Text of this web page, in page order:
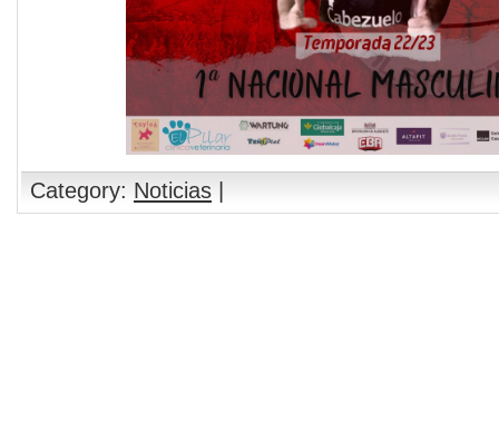
Category: Noticias